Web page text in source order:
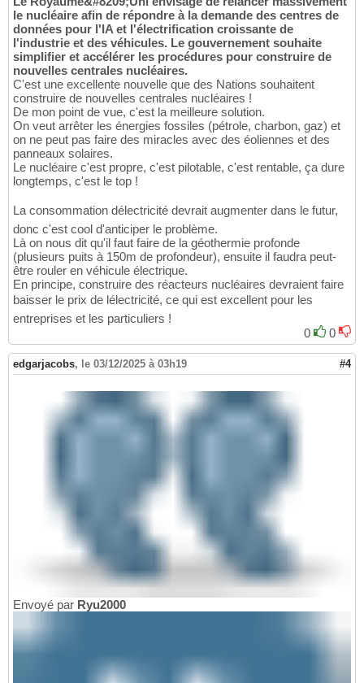
le nucléaire afin de répondre à la demande des centres de
données pour l'IA et l'électrification croissante de
l'industrie et des véhicules. Le gouvernement souhaite
simplifier et accélérer les procédures pour construire de
nouvelles centrales nucléaires.
C'est une excellente nouvelle que des Nations souhaitent
construire de nouvelles centrales nucléaires !
De mon point de vue, c'est la meilleure solution.
On veut arrêter les énergies fossiles (pétrole, charbon, gaz) et
on ne peut pas faire des miracles avec des éoliennes et des
panneaux solaires.
Le nucléaire c'est propre, c'est pilotable, c'est rentable, ça dure
longtemps, c'est le top !
La consommation délectricité devrait augmenter dans le futur,
donc c'est cool d'anticiper le problème.
Là on nous dit qu'il faut faire de la géothermie profonde
(plusieurs puits à 150m de profondeur), ensuite il faudra peut-
être rouler en véhicule électrique.
En principe, construire des réacteurs nucléaires devraient faire
baisser le prix de lélectricité, ce qui est excellent pour les
entreprises et les particuliers !
0
0
edgarjacobs, le 03/12/2025 à 03h19 #4
Envoyé par Ryu2000